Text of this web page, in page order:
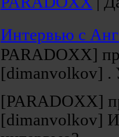
Интервью с
PARADOXX]
[dimanvolkov] .
[PARADOXX]
[dimanvolkov]